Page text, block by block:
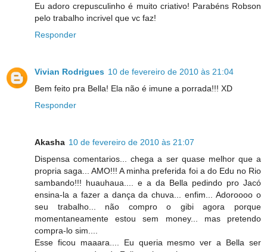
Eu adoro crepusculinho é muito criativo! Parabéns Robson
pelo trabalho incrivel que vc faz!
Responder
Vivian Rodrigues 10 de fevereiro de 2010 às 21:04
Bem feito pra Bella! Ela não é imune a porrada!!! XD
Responder
Akasha 10 de fevereiro de 2010 às 21:07
Dispensa comentarios... chega a ser quase melhor que a
propria saga... AMO!!! A minha preferida foi a do Edu no Rio
sambando!!! huauhaua.... e a da Bella pedindo pro Jacó
ensina-la a fazer a dança da chuva... enfim... Adoroooo o
seu trabalho... não compro o gibi agora porque
momentaneamente estou sem money... mas pretendo
compra-lo sim....
Esse ficou maaara.... Eu queria mesmo ver a Bella ser